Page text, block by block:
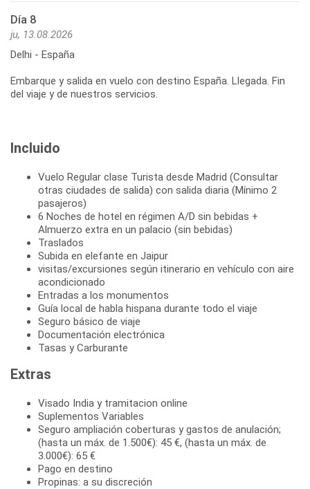
Día 8
ju, 13.08.2026
Delhi - España
Embarque y salida en vuelo con destino España. Llegada. Fin
del viaje y de nuestros servicios.
Incluido
Vuelo Regular clase Turista desde Madrid (Consultar
otras ciudades de salida) con salida diaria (Mínimo 2
pasajeros)
6 Noches de hotel en régimen A/D sin bebidas +
Almuerzo extra en un palacio (sin bebidas)
Traslados
Subida en elefante en Jaipur
visitas/excursiones según itinerario en vehículo con aire
acondicionado
Entradas a los monumentos
Guía local de habla hispana durante todo el viaje
Seguro básico de viaje
Documentación electrónica
Tasas y Carburante
Extras
Visado India y tramitacion online
Suplementos Variables
Seguro ampliación coberturas y gastos de anulación;
(hasta un máx. de 1.500€): 45 €, (hasta un máx. de
3.000€): 65 €
Pago en destino
Propinas: a su discreción